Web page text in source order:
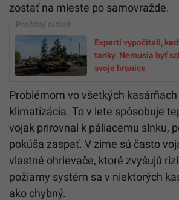
zostať na mieste po samovražde.
Experti vypočítali,
tanky. Nemusia byť
svoje hranice
Problémom vo všetkých
klimatizácia. To v lete spôsobuje
vojak prirovnal k páliacemu slnku,
pokúša zaspať. V zime sú často
vlastné ohrievače, ktoré zvyšujú
požiarny systém sa v niektorých
ako chybný.